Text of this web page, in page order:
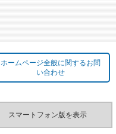
ホームページ全般に関するお問
い合わせ
スマートフォン版を表示